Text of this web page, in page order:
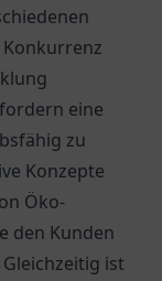
eine
zu
Konzepte
Öko-
den Kunden
ist